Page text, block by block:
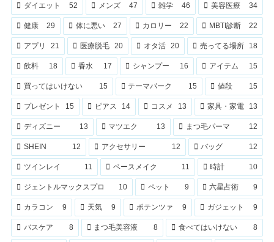
ダイエット 52 メンズ 47 雑学 46 美容医療 34
健康 29 体に悪い 27 カロリー 22 MBTI診断 22
アプリ 21 医療脱毛 20 オタ活 20 売ってる場所 18
飲料 18 香水 17 シャンプー 16 アイテム 15
買ってはいけない 15 テーマパーク 15 値段 15
プレゼント 15 ピアス 14 コスメ 13 家具・家電 13
ディズニー 13 マツエク 13 まつ毛パーマ 12
SHEIN 12 アクセサリー 12 バッグ 12
ツインレイ 11 ベースメイク 11 時計 10
ジェントルマックスプロ 10 ペット 9 六星占術 9
カラコン 9 天気 9 ポテンツァ 9 ガジェット 9
バスケア 8 まつ毛美容液 8 食べてはいけない 8